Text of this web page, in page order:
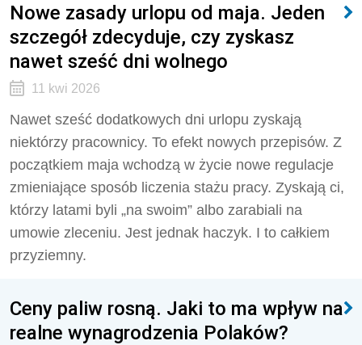
Nowe zasady urlopu od maja. Jeden
szczegół zdecyduje, czy zyskasz
nawet sześć dni wolnego
11 kwi 2026
Nawet sześć dodatkowych dni urlopu zyskają
niektórzy pracownicy. To efekt nowych przepisów. Z
początkiem maja wchodzą w życie nowe regulacje
zmieniające sposób liczenia stażu pracy. Zyskają ci,
którzy latami byli „na swoim” albo zarabiali na
umowie zleceniu. Jest jednak haczyk. I to całkiem
przyziemny.
Ceny paliw rosną. Jaki to ma wpływ na
realne wynagrodzenia Polaków?